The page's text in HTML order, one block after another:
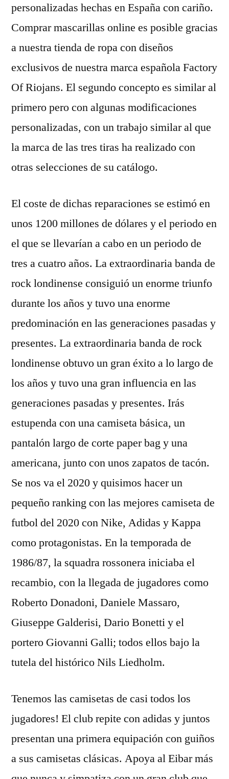
personalizadas hechas en España con cariño.
Comprar mascarillas online es posible gracias
a nuestra tienda de ropa con diseños
exclusivos de nuestra marca española Factory
Of Riojans. El segundo concepto es similar al
primero pero con algunas modificaciones
personalizadas, con un trabajo similar al que
la marca de las tres tiras ha realizado con
otras selecciones de su catálogo.
El coste de dichas reparaciones se estimó en
unos 1200 millones de dólares y el periodo en
el que se llevarían a cabo en un periodo de
tres a cuatro años. La extraordinaria banda de
rock londinense consiguió un enorme triunfo
durante los años y tuvo una enorme
predominación en las generaciones pasadas y
presentes. La extraordinaria banda de rock
londinense obtuvo un gran éxito a lo largo de
los años y tuvo una gran influencia en las
generaciones pasadas y presentes. Irás
estupenda con una camiseta básica, un
pantalón largo de corte paper bag y una
americana, junto con unos zapatos de tacón.
Se nos va el 2020 y quisimos hacer un
pequeño ranking con las mejores camiseta de
futbol del 2020 con Nike, Adidas y Kappa
como protagonistas. En la temporada de
1986/87, la squadra rossonera iniciaba el
recambio, con la llegada de jugadores como
Roberto Donadoni, Daniele Massaro,
Giuseppe Galderisi, Dario Bonetti y el
portero Giovanni Galli; todos ellos bajo la
tutela del histórico Nils Liedholm.
Tenemos las camisetas de casi todos los
jugadores! El club repite con adidas y juntos
presentan una primera equipación con guiños
a sus camisetas clásicas. Apoya al Eibar más